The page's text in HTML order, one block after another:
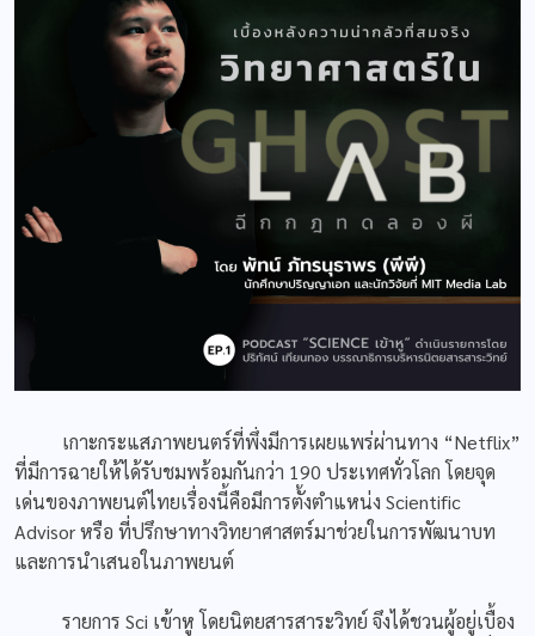
เกาะกระแสภาพยนตร์ที่พึ่งมีการเผยแพร่ผ่านทาง “Netflix”​
ที่มีการฉายให้ได้รับชมพร้อมกันกว่า 190 ประเทศทั่วโลก โดยจุด
เด่นของภาพยนต์ไทยเรื่องนี้คือมีการตั้งตำแหน่ง Scientific
Advisor หรือ ที่ปรึกษาทางวิทยาศาสตร์มาช่วยในการพัฒนาบท
และการนำเสนอในภาพยนต์
รายการ Sci เข้าหู โดยนิตยสารสาระวิทย์ จึงได้ชวนผู้อยู่เบื้อง